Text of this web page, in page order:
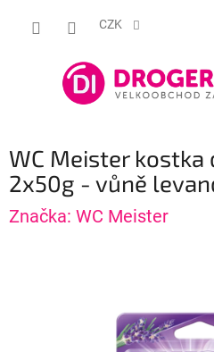
CZK
WC Meister kostka
2x50g - vůně
Značka: WC Meister